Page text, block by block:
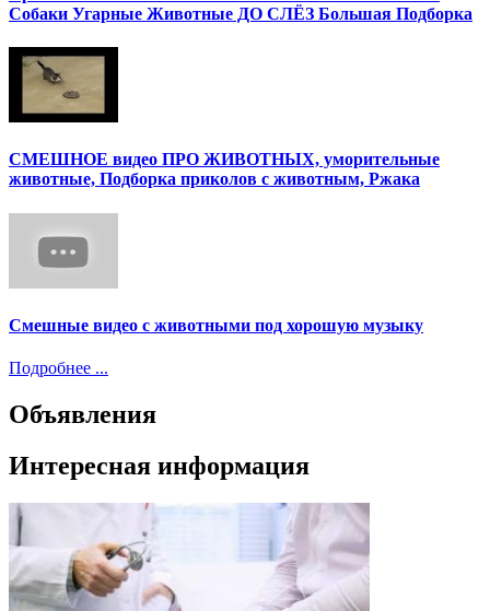
Собаки Угарные Животные ДО СЛЁЗ Большая Подборка
СМЕШНОЕ видео ПРО ЖИВОТНЫХ, уморительные
животные, Подборка приколов с животным, Ржака
Смешные видео с животными под хорошую музыку
Подробнее ...
Объявления
Интересная информация